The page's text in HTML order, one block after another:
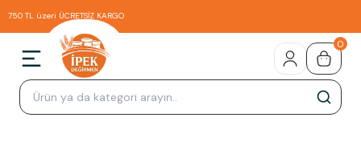
750 TL üzeri ÜCRETSİZ KARGO
0